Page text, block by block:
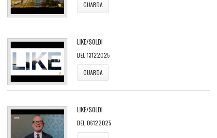
GUARDA
LIKE/SOLDI
DEL 13122025
GUARDA
LIKE/SOLDI
DEL 06122025